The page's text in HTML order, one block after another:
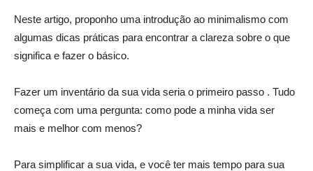
Neste artigo, proponho uma introdução ao minimalismo com
algumas dicas práticas para encontrar a clareza sobre o que
significa e fazer o básico.
Fazer um inventário da sua vida seria o primeiro passo . Tudo
começa com uma pergunta: como pode a minha vida ser
mais e melhor com menos?
Para simplificar a sua vida, e você ter mais tempo para sua